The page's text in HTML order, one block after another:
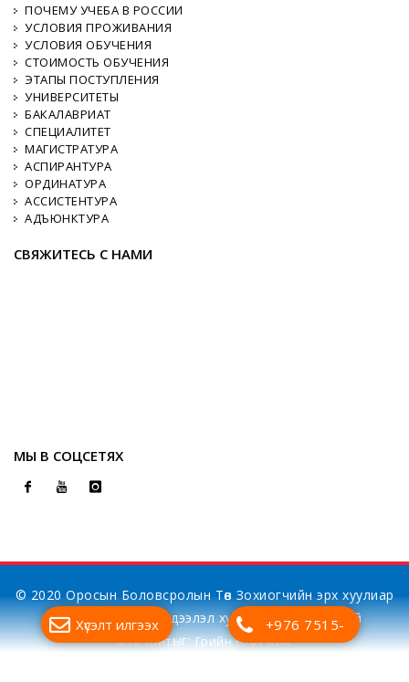
ПОЧЕМУ УЧЕБА В РОССИИ
УСЛОВИЯ ПРОЖИВАНИЯ
УСЛОВИЯ ОБУЧЕНИЯ
СТОИМОСТЬ ОБУЧЕНИЯ
ЭТАПЫ ПОСТУПЛЕНИЯ
УНИВЕРСИТЕТЫ
БАКАЛАВРИАТ
СПЕЦИАЛИТЕТ
МАГИСТРАТУРА
АСПИРАНТУРА
ОРДИНАТУРА
АССИСТЕНТУРА
АДЪЮНКТУРА
СВЯЖИТЕСЬ С НАМИ
МЫ В СОЦСЕТЯХ
© 2020 Оросын Боловсролын Төв Зохиогчийн эрх хуулиар
хамгаалагдсан. Мэдээлэл хуулбарлах хориотой
Вэб сайтыг:Грийн софт ХХК
Хүсэлт илгээх
+976 7515-